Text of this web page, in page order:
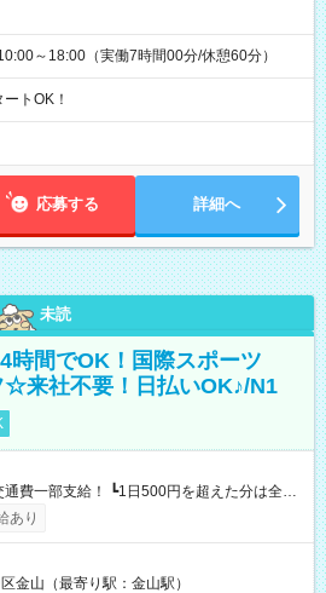
～18:00（実働7時間00分/休憩60分）
トOK！
応募する 詳細へ
未読
間でOK！国際スポーツ
☆来社不要！日払いOK♪/N1
内の方は自己負担となります ★日払い
┗働いたその日に現金GET♪ お仕事後はコン
あり
金山（最寄り駅：金山駅）